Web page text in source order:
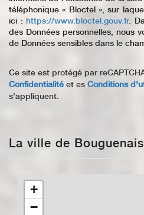
téléphonique « Bloctel », sur
ici :https://www.bloctel.gouv.fr.
des Données personnelles, nous
de Données sensibles dans le
Ce site est protégé par
Confidentialité et es Conditions
s'appliquent.
La ville de
+
−